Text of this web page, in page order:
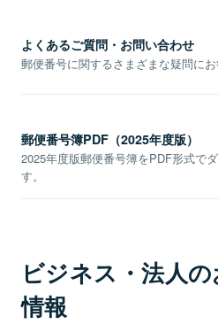
よくあるご質問・お問い合わせ
郵便番号に関するさまざまな疑問にお
郵便番号簿PDF（2025年度版）
2025年度版郵便番号簿をPDF形式で
す。
ビジネス・法人
情報